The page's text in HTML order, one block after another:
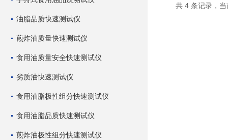
油脂品质快速测试仪
煎炸油质量快速测试仪
食用油质量安全快速测试仪
劣质油快速测试仪
食用油脂极性组分快速测试仪
食用油脂品质快速测试仪
煎炸油极性组分快速测试仪
共 4 条记录，